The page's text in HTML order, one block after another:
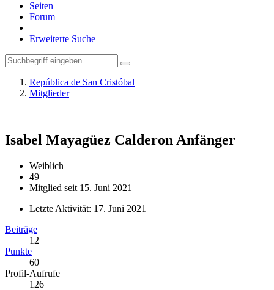
Seiten
Forum
Erweiterte Suche
República de San Cristóbal
Mitglieder
Isabel Mayagüez Calderon Anfänger
Weiblich
49
Mitglied seit 15. Juni 2021
Letzte Aktivität: 17. Juni 2021
Beiträge
12
Punkte
60
Profil-Aufrufe
126